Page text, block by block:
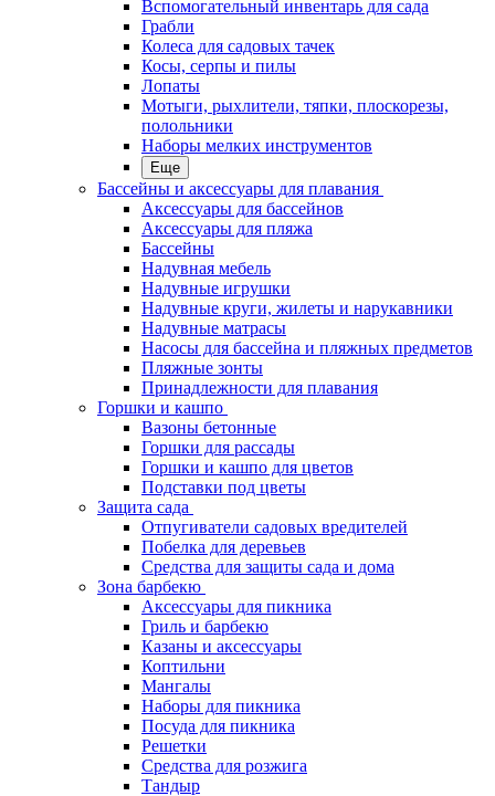
Вспомогательный инвентарь для сада
Грабли
Колеса для садовых тачек
Косы, серпы и пилы
Лопаты
Мотыги, рыхлители, тяпки, плоскорезы,
полольники
Наборы мелких инструментов
Еще
Бассейны и аксессуары для плавания
Аксессуары для бассейнов
Аксессуары для пляжа
Бассейны
Надувная мебель
Надувные игрушки
Надувные круги, жилеты и нарукавники
Надувные матрасы
Насосы для бассейна и пляжных предметов
Пляжные зонты
Принадлежности для плавания
Горшки и кашпо
Вазоны бетонные
Горшки для рассады
Горшки и кашпо для цветов
Подставки под цветы
Защита сада
Отпугиватели садовых вредителей
Побелка для деревьев
Средства для защиты сада и дома
Зона барбекю
Аксессуары для пикника
Гриль и барбекю
Казаны и аксессуары
Коптильни
Мангалы
Наборы для пикника
Посуда для пикника
Решетки
Средства для розжига
Тандыр